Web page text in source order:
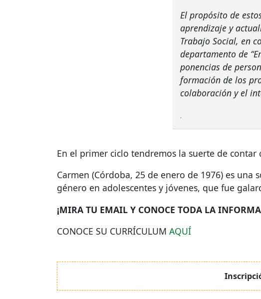
El propósito de
aprendizaje y
Trabajo Social, en
departamento de
ponencias de
formación de los
colaboración y el
.
En el primer ciclo tendremos la suerte de contar
Carmen (Córdoba, 25 de enero de 1976) es
género en adolescentes y jóvenes, que fue
¡MIRA TU EMAIL Y CONOCE TODA LA
CONOCE SU CURRÍCULUM AQUÍ